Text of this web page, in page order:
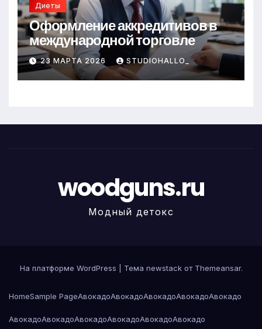
Диеты
Оформление аккредитивов в
международной торговле
23 МАРТА 2026 STUDIOHALLO_
woodguns.ru
Модный детокс
На платформе WordPress Тема newstack от Themeansar.
HomeSample PageАвокадоАвокадоАвокадоАвокадоАвокадо
АвокадоАвокадоАвокадоАвокадоАвокадоАвокадо